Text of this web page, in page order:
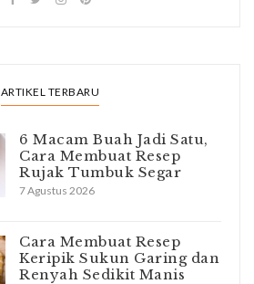
ARTIKEL TERBARU
6 Macam Buah Jadi Satu,
Cara Membuat Resep
Rujak Tumbuk Segar
7 Agustus 2026
Cara Membuat Resep
Keripik Sukun Garing dan
Renyah Sedikit Manis